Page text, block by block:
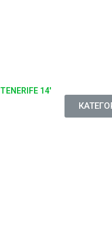
TENERIFE 14'